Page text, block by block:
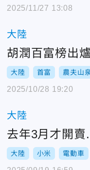
2025/11/27 13:08
大陸
胡潤百富榜出
大陸 首富 農夫山
2025/10/28 19:20
大陸
去年3月才開
大陸 小米 電動車